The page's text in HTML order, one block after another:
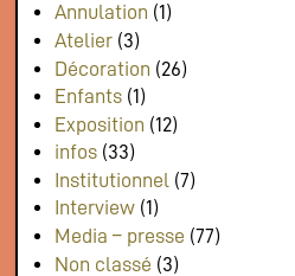
Annulation (1)
Atelier(3)
Décoration (26)
Enfants(1)
Exposition (12)
infos(33)
Institutionnel (7)
Interview(1)
Media – presse (77)
Non classé (3)